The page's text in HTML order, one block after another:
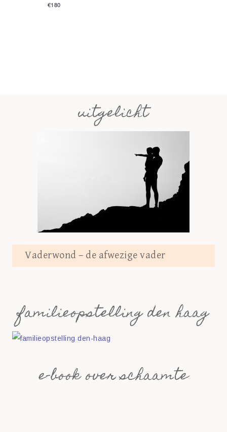
€180
uitgelicht
Vaderwond – de afwezige vader
familieopstelling den haag
e-book over schaamte